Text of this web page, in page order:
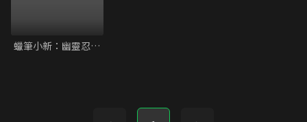
蠟筆小新：幽靈忍者珍風傳